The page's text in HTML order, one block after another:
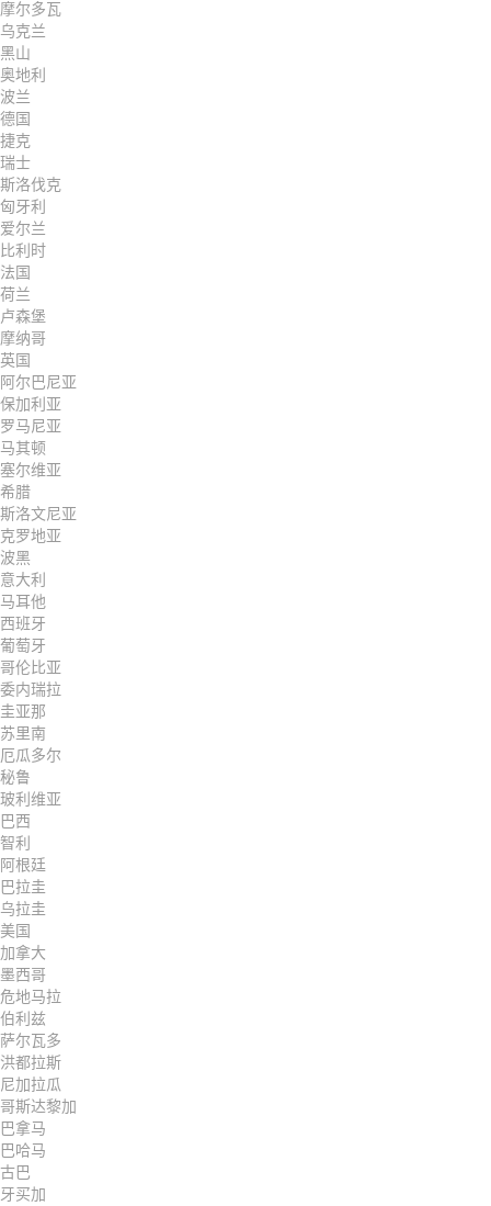
摩尔多瓦
乌克兰
黑山
奥地利
波兰
德国
捷克
瑞士
斯洛伐克
匈牙利
爱尔兰
比利时
法国
荷兰
卢森堡
摩纳哥
英国
阿尔巴尼亚
保加利亚
罗马尼亚
马其顿
塞尔维亚
希腊
斯洛文尼亚
克罗地亚
波黑
意大利
马耳他
西班牙
葡萄牙
哥伦比亚
委内瑞拉
圭亚那
苏里南
厄瓜多尔
秘鲁
玻利维亚
巴西
智利
阿根廷
巴拉圭
乌拉圭
美国
加拿大
墨西哥
危地马拉
伯利兹
萨尔瓦多
洪都拉斯
尼加拉瓜
哥斯达黎加
巴拿马
巴哈马
古巴
牙买加